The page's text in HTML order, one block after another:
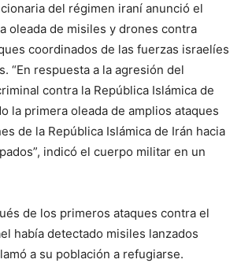
del régimen iraní anunció el
oleada de misiles y drones contra
coordinados de las fuerzas israelíes
“En respuesta a la agresión del
contra la República Islámica de
la primera oleada de amplios ataques
de la República Islámica de Irán hacia
indicó el cuerpo militar en un
de los primeros ataques contra el
había detectado misiles lanzados
a su población a refugiarse.